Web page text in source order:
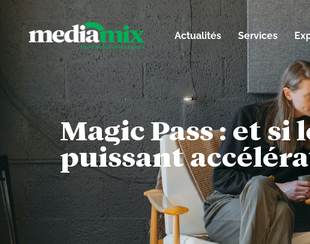
Actualités Services
Magic Pass : et
puissant